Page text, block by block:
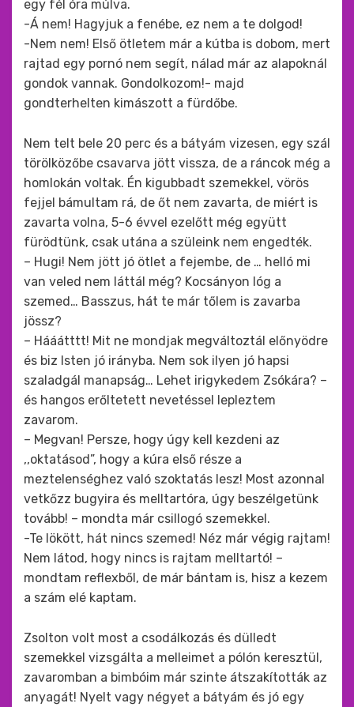
egy fél óra múlva.
-Á nem! Hagyjuk a fenébe, ez nem a te dolgod!
-Nem nem! Első ötletem már a kútba is dobom, mert
rajtad egy pornó nem segít, nálad már az alapoknál
gondok vannak. Gondolkozom!- majd
gondterhelten kimászott a fürdőbe.
Nem telt bele 20 perc és a bátyám vizesen, egy szál
törölközőbe csavarva jött vissza, de a ráncok még a
homlokán voltak. Én kigubbadt szemekkel, vörös
fejjel bámultam rá, de őt nem zavarta, de miért is
zavarta volna, 5-6 évvel ezelőtt még együtt
fürödtünk, csak utána a szüleink nem engedték.
– Hugi! Nem jött jó ötlet a fejembe, de … helló mi
van veled nem láttál még? Kocsányon lóg a
szemed… Basszus, hát te már tőlem is zavarba
jössz?
– Hááátttt! Mit ne mondjak megváltoztál előnyödre
és biz Isten jó irányba. Nem sok ilyen jó hapsi
szaladgál manapság… Lehet irigykedem Zsókára? –
és hangos erőltetett nevetéssel lepleztem
zavarom.
– Megvan! Persze, hogy úgy kell kezdeni az
,,oktatásod”, hogy a kúra első része a
meztelenséghez való szoktatás lesz! Most azonnal
vetkőzz bugyira és melltartóra, úgy beszélgetünk
tovább! – mondta már csillogó szemekkel.
-Te lökött, hát nincs szemed! Néz már végig rajtam!
Nem látod, hogy nincs is rajtam melltartó! –
mondtam reflexből, de már bántam is, hisz a kezem
a szám elé kaptam.
Zsolton volt most a csodálkozás és dülledt
szemekkel vizsgálta a melleimet a pólón keresztül,
zavaromban a bimbóim már szinte átszakították az
anyagát! Nyelt vagy négyet a bátyám és jó egy